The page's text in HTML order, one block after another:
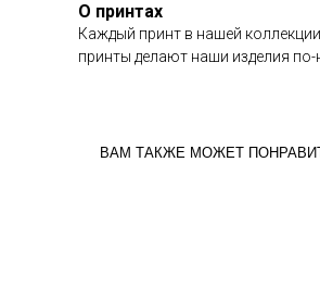
О принтах
Каждый принт в нашей
принты делают наши изделия
ВАМ ТАКЖЕ МОЖЕТ